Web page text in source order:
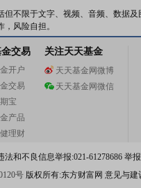
不限于文字、视频、音频、数据
风险自担。
交易
开户
交易
宝
产品
理财
关注天天基金
天天基金网微博
天天基金网微信
和不良信息举报:021-61278686 举报
号版权所有:东方财富网 意见与建